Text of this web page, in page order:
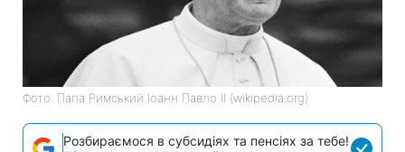
Фото: Папа Римський Іоанн Павло II (wikipedia.org)
Розбираємося в субсидіях та пенсіях за тебе!